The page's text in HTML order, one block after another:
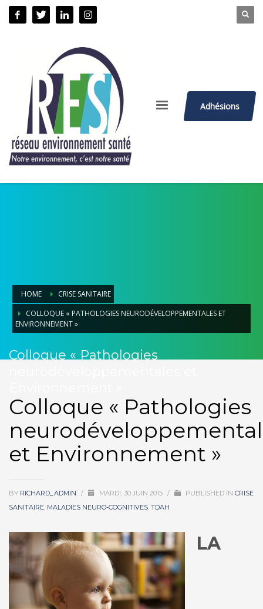
Adhésions
HOME
CRISE SANITAIRE
COLLOQUE « PATHOLOGIES NEURODÉVELOPPEMENTALES ET
ENVIRONNEMENT »
Colloque « Pathologies
Colloque « Pathologies
et Environnement »
BY RICHARD_ADMIN / MARDI, 30 JUIN 2015 / PUBLISHED IN CRISE
SANITAIRE, MALADIES NEURO-COGNITIVES, TDAH
LA